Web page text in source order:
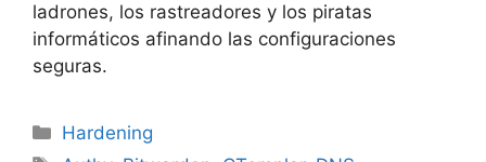
ladrones, los rastreadores y los piratas
informáticos afinando las configuraciones
seguras.
Categorías
Hardening